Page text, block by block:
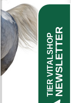
TIER VITALSHOPNEWSLETTER